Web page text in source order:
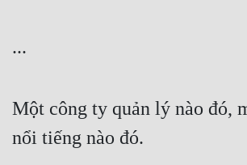
...
Một công ty quản lý nào đó,
nổi tiếng nào đó.